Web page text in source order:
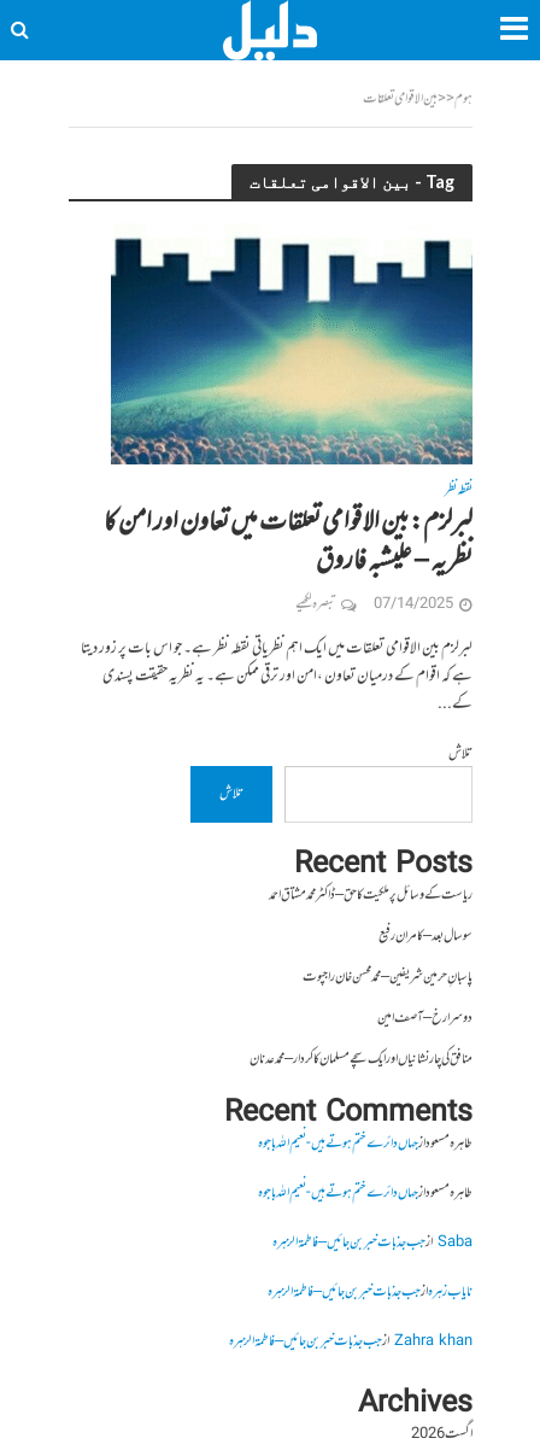
ہوم<<بین الاقوامی تعلقات
Tag - بین الاقوامی تعلقات
نقطہ نظر
لبرلزم: بین الاقوامی تعلقات میں تعاون اور امن کا
نظریہ – علیشبہ فاروق
07/14/2025 تبصرہ لکھیے
لبرلزم بین الاقوامی تعلقات میں ایک اہم نظریاتی نقطہ نظر ہے۔ جو اس بات پر زور دیتا
ہے کہ اقوام کے درمیان تعاون ،امن اور ترقی ممکن ہے۔ یہ نظریہ حقیقت پسندی
کے...
تلاش
تلاش
Recent Posts
ریاست کے وسائل پر ملکیت کا حق – ڈاکٹر محمد مشتاق احمد
سو سال بعد – کامران رفیع
پاسبانِ حرمین شریفین – محمد محسن خان راجپوت
دوسرا رخ – آصف امین
منافق کی چار نشانیاں اور ایک سچے مسلمان کا کردار – محمد عدنان
Recent Comments
طاہرہ مسعودازجہاں دائرے ختم ہوتے ہیں- نعیم اللہ باجوہ
طاہرہ مسعودازجہاں دائرے ختم ہوتے ہیں- نعیم اللہ باجوہ
Sabaازجب جذبات خبر بن جائیں – فاطمۃالزہرہ
نایاب زہرہازجب جذبات خبر بن جائیں – فاطمۃالزہرہ
Zahra khanازجب جذبات خبر بن جائیں – فاطمۃالزہرہ
Archives
اگست 2026